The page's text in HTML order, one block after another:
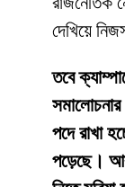
দেখিয়ে
তবে
পদে রাখা
পড়েছে।